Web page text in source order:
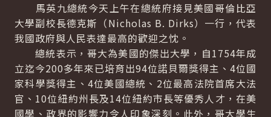
馬英九總統今天上午在總統府接見美國哥倫比亞
大學副校長德克斯（Nicholas B. Dirks）一行，代表
我國政府與人民表達最高的歡迎之忱。
總統表示，哥大為美國的傑出大學，自1754年成
立迄今200多年來已培育出94位諾貝爾獎得主、4位國
家科學獎得主、4位美國總統、2位最高法院首席大法
官、10位紐約州長及14位紐約市長等優秀人才，在美
國學、政界的影響力令人印象深刻。此外，哥大學生